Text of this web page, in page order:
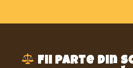
Fii parte din